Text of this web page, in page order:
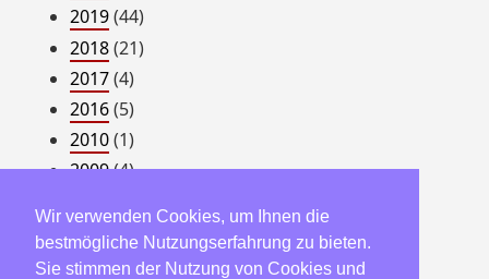
2019(44)
2018(21)
2017(4)
2016(5)
2010(1)
2009(4)
2007 (22)
2006(23)
Wir verwenden Cookies, um Ihnen die
bestmögliche Nutzungserfahrung zu bieten.
Sie stimmen der Nutzung von Cookies und